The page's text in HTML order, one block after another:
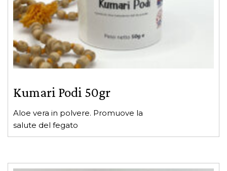
Kumari Podi 50gr
Aloe vera in polvere. Promuove la
salute del fegato